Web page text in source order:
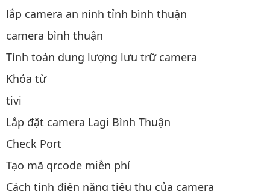
lắp camera an ninh tỉnh bình thuận
camera bình thuận
Tính toán dung lượng lưu trữ camera
Khóa từ
tivi
Lắp đặt camera Lagi Bình Thuận
Check Port
Tạo mã qrcode miễn phí
Cách tính điện năng tiêu thụ của camera